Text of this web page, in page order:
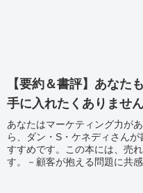
【要約＆書評】あなた
手に入れたくありませ
あなたはマーケティング力が
ら、ダン・S・ケネディさん
すすめです。この本には、売
す。－顧客が抱える問題に共